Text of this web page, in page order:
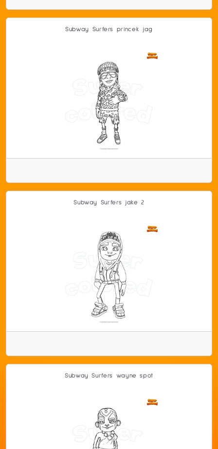
Subway Surfers princek jag
Subway Surfers jake 2
Subway Surfers wayne spot